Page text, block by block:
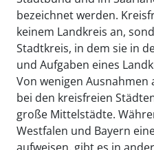
bezeichnet werden.
keinem Landkreis an,
Stadtkreis, in dem sie in
und Aufgaben eines
Von wenigen Ausnahmen
bei den kreisfreien
große Mittelstädte.
Westfalen und Bayern